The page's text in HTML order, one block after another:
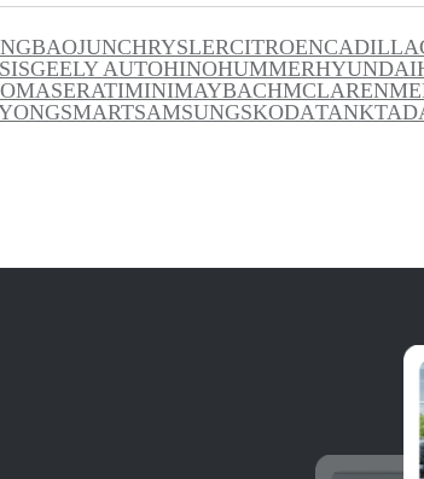
BAOJUNCHRYSLERCITROEN
GEELY AUTOHINOHUMMERHYUNDAI
MASERATIMINIMAYBACHMCLAREN
SMARTSAMSUNGSKODATANK